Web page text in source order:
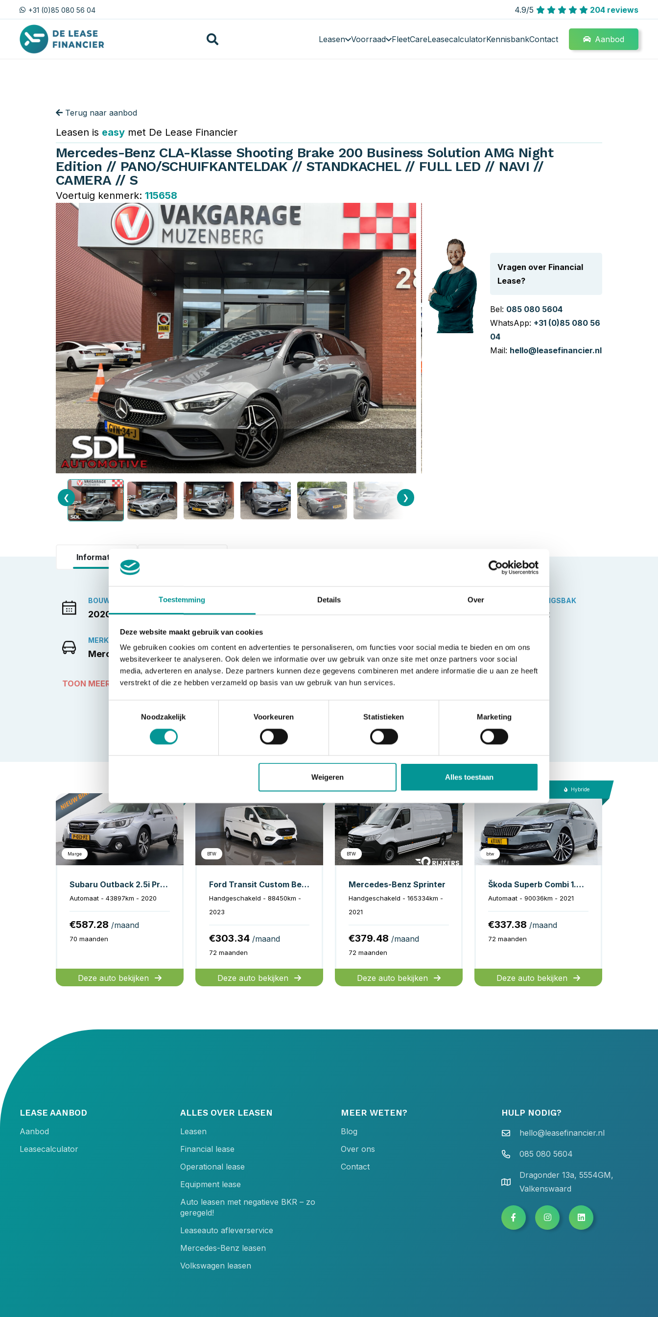
Toestemming Details Over
Deze website maakt gebruik van cookies
We gebruiken cookies om content en advertenties te personaliseren, om functies voor social media te bieden en om ons
websiteverkeer te analyseren. Ook delen we informatie over uw gebruik van onze site met onze partners voor social
media, adverteren en analyse. Deze partners kunnen deze gegevens combineren met andere informatie die u aan ze heeft
verstrekt of die ze hebben verzameld op basis van uw gebruik van hun services.
Noodzakelijk
Voorkeuren Statistieken Marketing
Weigeren Alles toestaan
+31 (0)85 080 56 04 4.9/5 204 reviews
Leasen Voorraad FleetCareLeasecalculatorKennisbankContact Aanbod
Terug naar aanbod
Leasen is easy met De Lease Financier
Mercedes-Benz CLA-Klasse Shooting Brake 200 Business Solution AMG Night
Edition // PANO/SCHUIFKANTELDAK // STANDKACHEL // FULL LED // NAVI //
CAMERA // S
Voertuig kenmerk: 115658
❮ ❯
Vragen over Financial
Lease?
Bel: 085 080 5604
WhatsApp: +31 (0)85 080 56
04
Mail: hello@leasefinancier.nl
Informatie
BOUWJAAR
2020-06-01 97224 Benzine
VERSNELLINGSBAK
Automaat
MERK
Mercedes-Benz Marge €24.945,00
TOON MEER
Marge
Subaru Outback 2.5i Premium
Automaat - 43897km - 2020
€587.28 /maand
70 maanden
Deze auto bekijken
Diesel
BTW
Ford Transit Custom Bestelbus 2.0 TDCI L2 130 pk Trend 2.8t Trekverm./ Cruise/ PDC V+A/ DAB/ Airco
Handgeschakeld - 88450km -
2023
€303.34 /maand
72 maanden
Deze auto bekijken
Diesel
BTW
Mercedes-Benz Sprinter
Handgeschakeld - 165334km -
2021
€379.48 /maand
72 maanden
Deze auto bekijken
Hybride
btw
Škoda Superb Combi 1.4 TSI iV Laurin & Klement
Automaat - 90036km - 2021
€337.38 /maand
72 maanden
Deze auto bekijken
LEASE AANBOD
Aanbod
Leasecalculator
ALLES OVER LEASEN
Leasen
Financial lease
Operational lease
Equipment lease
Auto leasen met negatieve BKR – zo
geregeld!
Leaseauto afleverservice
Mercedes-Benz leasen
Volkswagen leasen
MEER WETEN?
Blog
Over ons
Contact
HULP NODIG?
hello@leasefinancier.nl
085 080 5604
Dragonder 13a, 5554GM,
Valkenswaard